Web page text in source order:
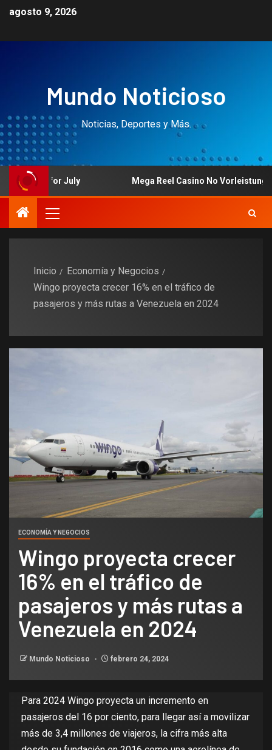
agosto 9, 2026
Mundo Noticioso
Noticias, Deportes y Más.
for July Mega Reel Casino No Vorleistung Bonus
Inicio
Economía y Negocios
Wingo proyecta crecer 16% en el tráfico de
pasajeros y más rutas a Venezuela en 2024
ECONOMÍA Y NEGOCIOS
Wingo proyecta crecer
16% en el tráfico de
pasajeros y más rutas a
Venezuela en 2024
Mundo Noticioso febrero 24, 2024
Para 2024 Wingo proyecta un incremento en
pasajeros del 16 por ciento, para llegar así a movilizar
más de 3,4 millones de viajeros, la cifra más alta